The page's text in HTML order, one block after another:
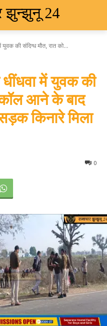
झुन्झुनू 24
युवक की संदिग्ध मौत, रात को...
धींधवा में युवक की
कॉल आने के बाद
किनारे मिला
0